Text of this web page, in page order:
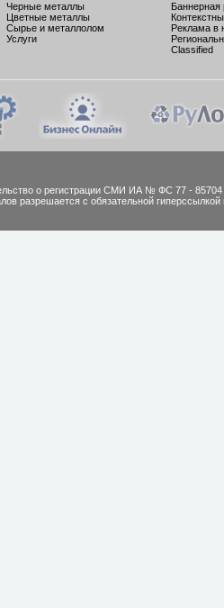
Черные металлы
Цветные металлы
Сырье и металлолом
Услуги
Баннерная
Реклама в
Classified
о регистрации СМИ ИА № ФС 77 - 85704
разрешается с обязательной гиперссылкой